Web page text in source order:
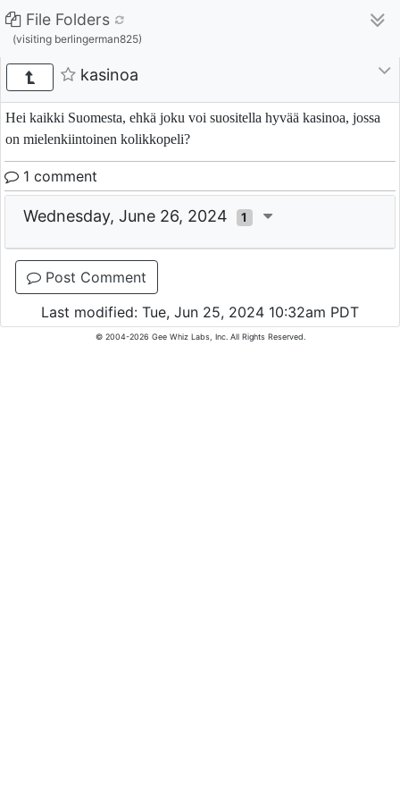
File Folders
(visiting berlingerman825)
kasinoa
Hei kaikki Suomesta, ehkä joku voi suositella hyvää kasinoa, jossa
on mielenkiintoinen kolikkopeli?
1 comment
Wednesday, June 26, 2024 1
Post Comment
Last modified: Tue, Jun 25, 2024 10:32am PDT
© 2004-2026 Gee Whiz Labs, Inc. All Rights Reserved.